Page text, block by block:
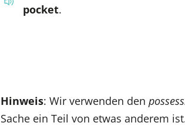
pocket.
Hinweis: Wir verwenden den
Sache ein Teil von etwas anderem